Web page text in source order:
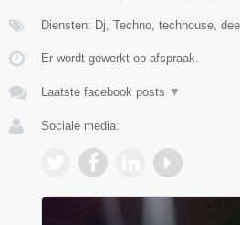
Diensten: Dj, Techno, techhouse,
Er wordt gewerkt op afspraak.
Laatste facebook posts ▼
Sociale media: